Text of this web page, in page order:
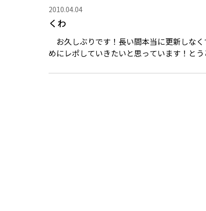
2010.04.04
くわ
めにレポしていきたいと思っています！と